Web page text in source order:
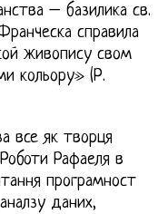
– базилика св.
справила
живопису свом
кольору» (Р.
все як творця
Рафаеля в
програмност
даних,